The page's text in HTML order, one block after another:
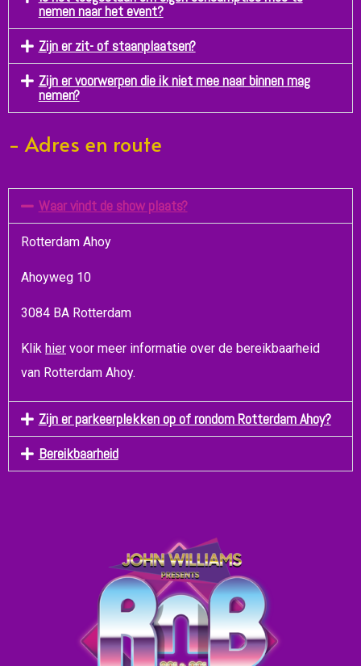
nemen naar het event?
Zijn er zit- of staanplaatsen?
Zijn er voorwerpen die ik niet mee naar binnen mag
nemen?
- Adres en route
Waar vindt de show plaats?
Rotterdam Ahoy
Ahoyweg 10
3084 BA Rotterdam
Klik hier voor meer informatie over de bereikbaarheid
van Rotterdam Ahoy.
Zijn er parkeerplekken op of rondom Rotterdam Ahoy?
Bereikbaarheid